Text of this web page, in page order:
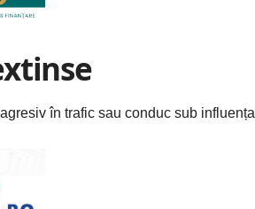
în trafic sau conduc sub influența